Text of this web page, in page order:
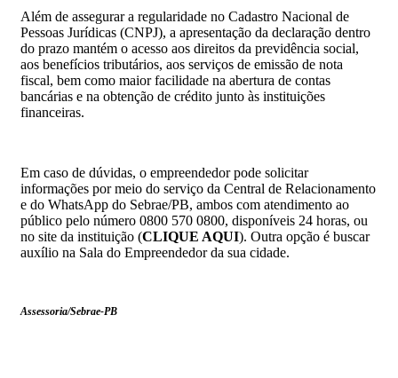
Além de assegurar a regularidade no Cadastro Nacional de
Pessoas Jurídicas (CNPJ), a apresentação da declaração dentro
do prazo mantém o acesso aos direitos da previdência social,
aos benefícios tributários, aos serviços de emissão de nota
fiscal, bem como maior facilidade na abertura de contas
bancárias e na obtenção de crédito junto às instituições
financeiras.
Em caso de dúvidas, o empreendedor pode solicitar
informações por meio do serviço da Central de Relacionamento
e do WhatsApp do Sebrae/PB, ambos com atendimento ao
público pelo número 0800 570 0800, disponíveis 24 horas, ou
no site da instituição (CLIQUE AQUI). Outra opção é buscar
auxílio na Sala do Empreendedor da sua cidade.
Assessoria/Sebrae-PB